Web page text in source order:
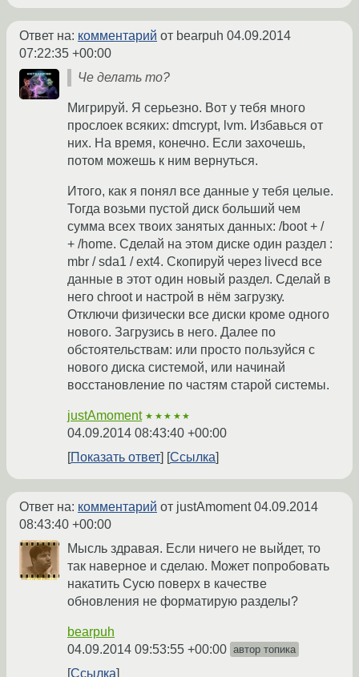
Ответ на: комментарий от bearpuh 04.09.2014
07:22:35 +00:00
Че делать то?
Мигрируй. Я серьезно. Вот у тебя много
прослоек всяких: dmcrypt, lvm. Избавься от
них. На время, конечно. Если захочешь,
потом можешь к ним вернуться.
Итого, как я понял все данные у тебя целые.
Тогда возьми пустой диск больший чем
сумма всех твоих занятых данных: /boot + /
+ /home. Сделай на этом диске один раздел :
mbr / sda1 / ext4. Скопируй через livecd все
данные в этот один новый раздел. Сделай в
него chroot и настрой в нём загрузку.
Отключи физически все диски кроме одного
нового. Загрузись в него. Далее по
обстоятельствам: или просто пользуйся с
нового диска системой, или начинай
восстановление по частям старой системы.
justAmoment ★★★★★
04.09.2014 08:43:40 +00:00
Показать ответ
Ссылка
Ответ на: комментарий от justAmoment04.09.2014
08:43:40 +00:00
Мысль здравая. Если ничего не выйдет, то
так наверное и сделаю. Может попробовать
накатить Сусю поверх в качестве
обновления не форматирую разделы?
bearpuh
04.09.2014 09:53:55 +00:00 автор топика
Ссылка